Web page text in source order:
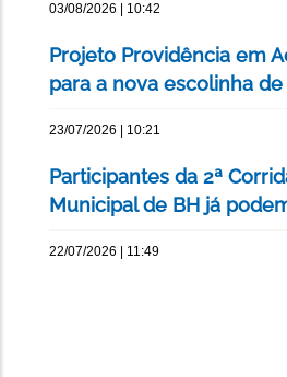
03/08/2026 | 10:42
Projeto Providência em
para a nova escolinha
23/07/2026 | 10:21
Participantes da 2ª
Municipal de BH já
22/07/2026 | 11:49